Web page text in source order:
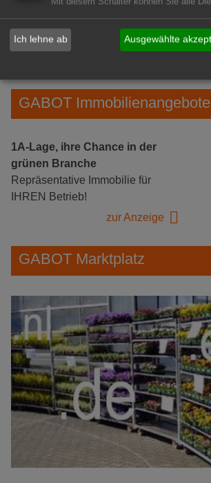
Mitarbeiter (m/w/d) für unsere
Herongen
GABOT Immobilienangebote
1A-Lage, ihre Chance in der
grünen Branche
Repräsentative Immobilie für
IHREN Betrieb!
zur Anzeige
GABOT Marktplatz
Ich lehne ab Ausgewählte